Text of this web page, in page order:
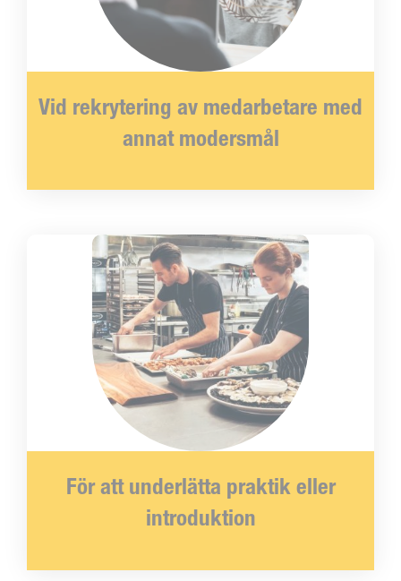
Vid rekrytering av medarbetare med
annat modersmål
För att underlätta praktik eller
introduktion